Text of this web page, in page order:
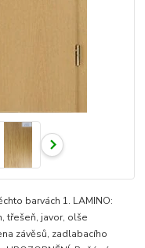
barvách 1. LAMINO:
třešeň, javor, olše
závěsů, zadlabacího